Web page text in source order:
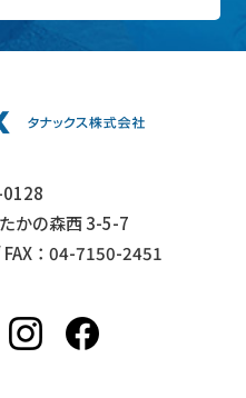
かの森西 3-5-7
：04-7150-2451